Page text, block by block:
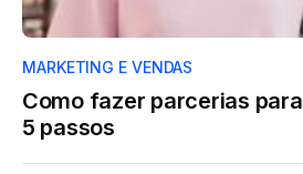
MARKETING E VENDAS
Como fazer parcerias
5 passos